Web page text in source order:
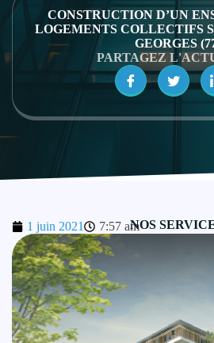
NOS
CONSTRUCTION D’UN
LOGEMENTS COLLECTIFS
GEORGES
PARTAGEZ
1 juin 2021 7:57 am